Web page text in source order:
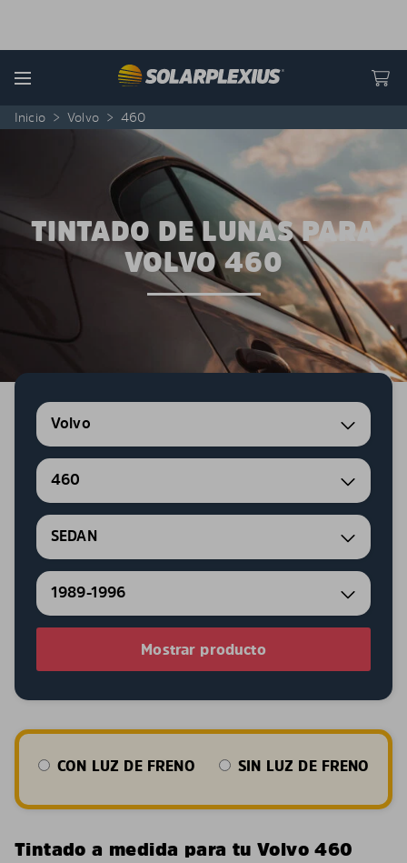
Menu
Inicio > Volvo > 460
TINTADO DE LUNAS PARA
VOLVO 460
Volvo
460
SEDAN
1989-1996
Mostrar producto
CON LUZ DE FRENO SIN LUZ DE FRENO
Tintado a medida para tu Volvo 460